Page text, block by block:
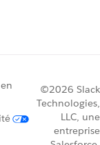
©2026 Slack
Technologies,
LLC, une
entreprise